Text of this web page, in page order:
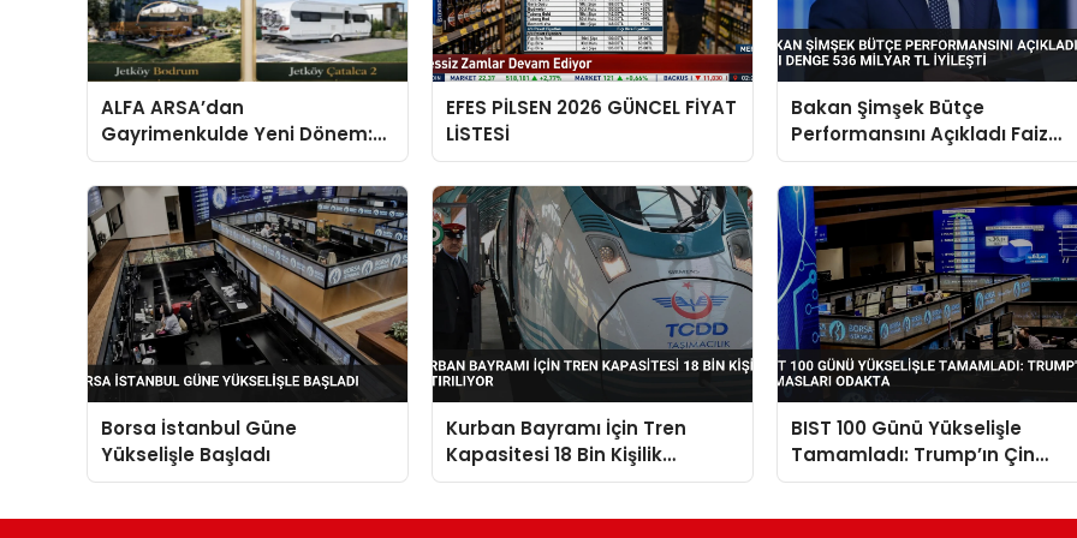
ALFA ARSA’dan
Gayrimenkulde Yeni Dönem:
Premium Yaşam ve Yatırım
Fırsatları Bir Arada
EFES PİLSEN 2026 GÜNCEL FİYAT
LİSTESİ
Bakan Şimşek Bütçe
Performansını Açıkladı Faiz
Dışı Denge 536 Milyar TL
Borsa İstanbul Güne
Yükselişle Başladı
Kurban Bayramı İçin Tren
Kapasitesi 18 Bin Kişilik
Artırılıyor
BIST 100 Günü Yükselişle
Tamamladı: Trump’ın Çin
Temasları Odakta